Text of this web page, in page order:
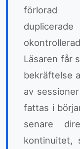
förlorad
Läsaren får
bekräftelse
av
fattas i
senare
kontinuitet,